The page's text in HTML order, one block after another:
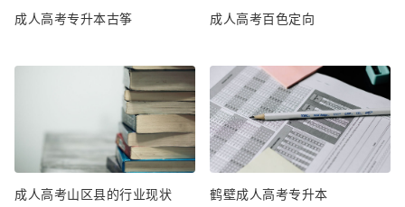
成人高考专升本古筝 成人高考百色定向
成人高考山区县的行业现状 鹤壁成人高考专升本